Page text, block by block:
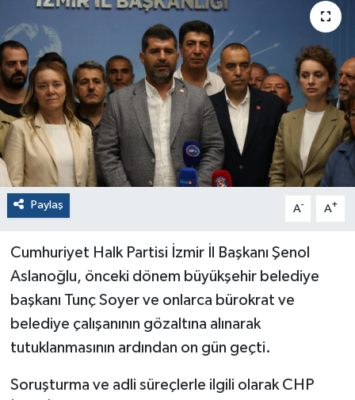
Paylaş A- A+
Cumhuriyet Halk Partisi İzmir İl Başkanı Şenol
Aslanoğlu, önceki dönem büyükşehir belediye
başkanı Tunç Soyer ve onlarca bürokrat ve
belediye çalışanının gözaltına alınarak
tutuklanmasının ardından on gün geçti.
Soruşturma ve adli süreçlerle ilgili olarak CHP